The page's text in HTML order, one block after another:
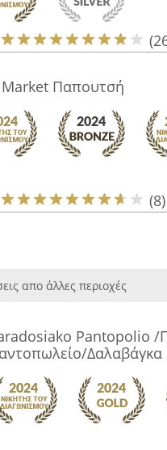
Παπουτσή
(8)
απο άλλες περιοχές
Pantopolio /
Δαλαβάγκα